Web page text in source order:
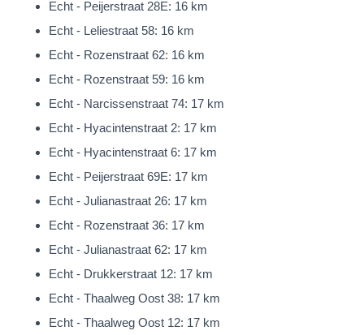
grondwaterpomp en automatische beregeningsinstallatie.
Tel daarbij het prachtige uitzicht bij op en meer valt er niet te
wensen, toch…?!
Aan de rechterzijde van de woning is meer dan voldoende
ruimte aanwezig voor hobby’s en/ of
het stallen van een caravan, camper, andere voertuigen of
(grote) aanhanger.
Algemeen
De woning is gebouwd in 2007 en is voorzien van een zeer
goed isolatiepakket.
Het dak, de spouwmuren en de vloeren zijn uiteraard
geïsoleerd en de kunststof kozijnen zijn voorzien
van HR++ beglazing en deels rolluiken, horren en mooie
Echt - Peijerstraat 28E: 16 km
Echt - Leliestraat 58: 16 km
Echt - Rozenstraat 62: 16 km
Echt - Rozenstraat 59: 16 km
Echt - Narcissenstraat 74: 17 km
Echt - Hyacintenstraat 2: 17 km
Echt - Hyacintenstraat 6: 17 km
Echt - Peijerstraat 69E: 17 km
Echt - Julianastraat 26: 17 km
Echt - Rozenstraat 36: 17 km
Echt - Julianastraat 62: 17 km
Echt - Drukkerstraat 12: 17 km
Echt - Thaalweg Oost 38: 17 km
Echt - Thaalweg Oost 12: 17 km